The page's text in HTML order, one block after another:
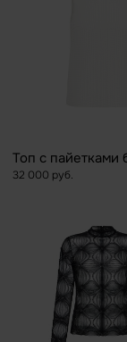
Топ с пайетками
32 000 руб.